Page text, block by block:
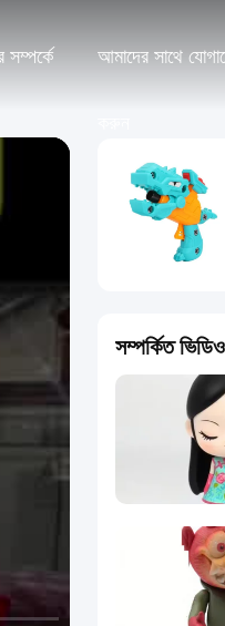
সম্পর্কে আমাদের সাথে
সম্পর্কিত ভিডিও